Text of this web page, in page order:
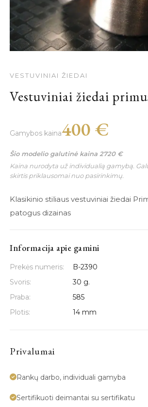
VESTUVINIAI ŽIEDAI
Vestuviniai žiedai
Gamybos kaina400 €
Šio modelio galutinė kaina 2720 €
Kaina nurodyta už individualią gamybą.
skirtis priklausomai nuo pasirinkimų.
Klasikinio stiliaus vestuviniai žiedai
patogus dizainas
Informacija apie gamini
Prekės numeris:
B-2390
Svoris:
30 g.
Praba:
585
Plotis:
14 mm
Privalumai
Rankų darbo, individuali gamyba
Sertifikuoti deimantai su sertifikatu